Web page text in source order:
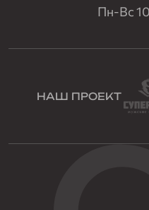
Пн-Вс
НАШ ПРОЕКТ